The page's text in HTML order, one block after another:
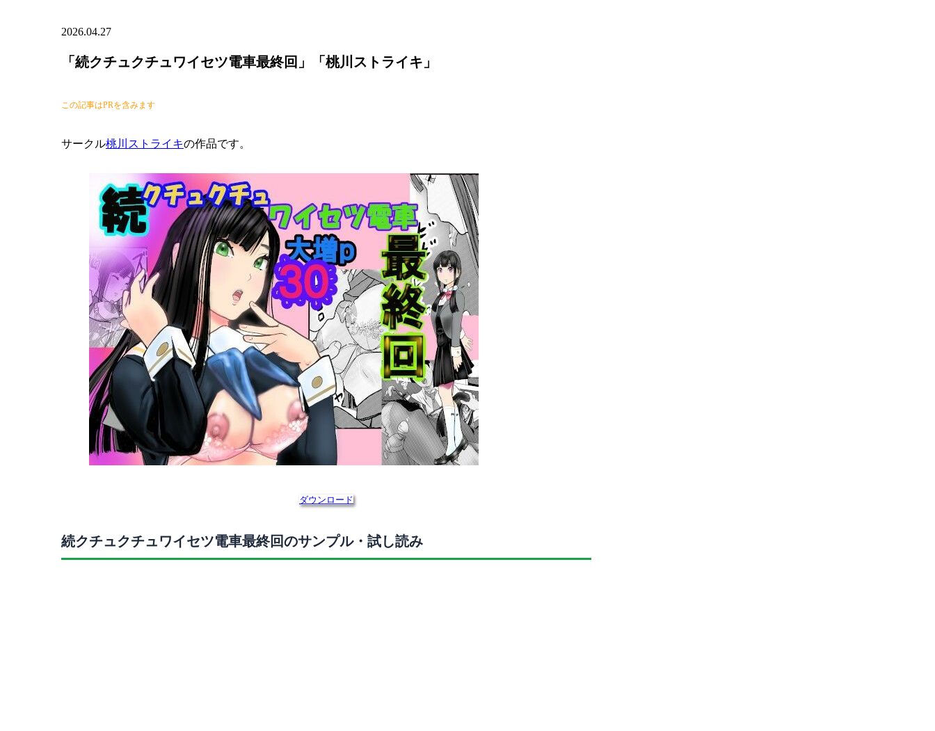
2026.04.27
「続クチュクチュワイセツ電車最終回」「桃川ストライキ」
この記事はPRを含みます
サークル桃川ストライキの作品です。
ダウンロード
続クチュクチュワイセツ電車最終回のサンプル・試し読み